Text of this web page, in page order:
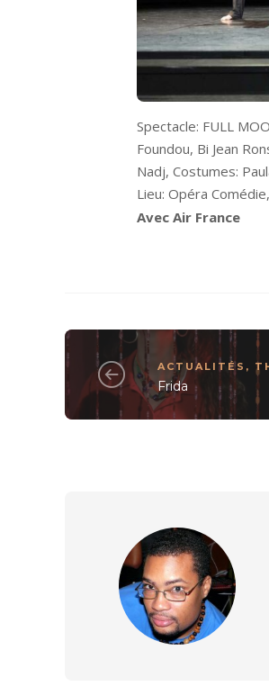
Spectacle: FULL
Foundou, Bi Jean
Nadj, Costumes:
Lieu: Opéra
Avec Air France
ACTUALITÉS ,
Frida